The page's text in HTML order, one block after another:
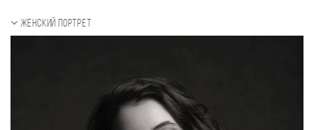
Женский портрет